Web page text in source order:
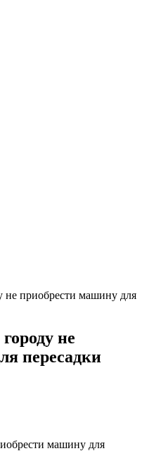
не приобрести машину для
не
пересадки
машину для